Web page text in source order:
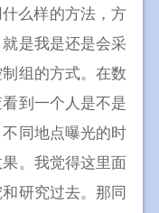
么样的方法，方
是我是还是会采
组的方式。在数
到一个人是不是
同地点曝光的时
。我觉得这里面
研究过去。那同